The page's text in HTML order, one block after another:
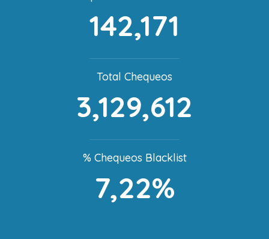
142,171
Total Chequeos
3,129,612
% Chequeos Blacklist
7,22%